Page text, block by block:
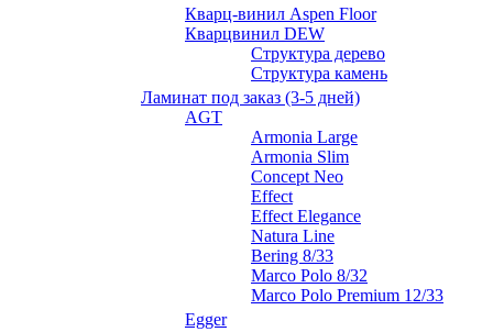
Кварц-винил Aspen Floor
Кварцвинил DEW
Структура дерево
Структура камень
Ламинат под заказ (3-5 дней)
AGT
Armonia Large
Armonia Slim
Concept Neo
Effect
Effect Elegance
Natura Line
Bering 8/33
Marco Polo 8/32
Marco Polo Premium 12/33
Egger